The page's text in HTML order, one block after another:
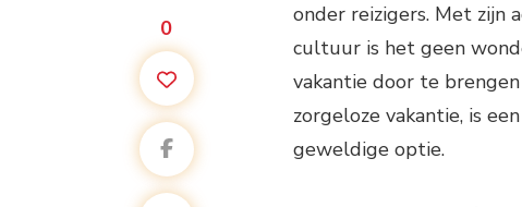
0
onder reizigers. Met zijn
cultuur is het geen
vakantie door te
zorgeloze vakantie, is
geweldige optie.